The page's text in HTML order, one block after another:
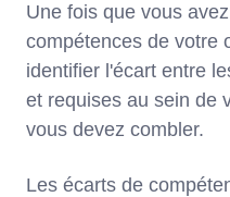
Une fois que vous
compétences de votre
identifier l'écart entre
et requises au sein de
vous devez combler.
Les écarts de